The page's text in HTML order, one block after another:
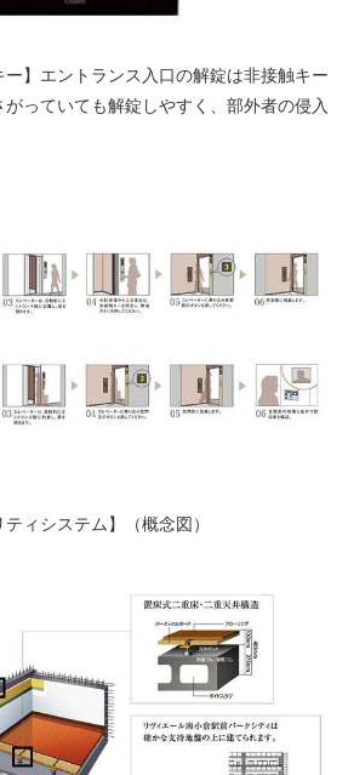
ー】エントランス入口の解錠は非接触キー
っていても解錠しやすく、部外者の侵入
ィシステム】（概念図）